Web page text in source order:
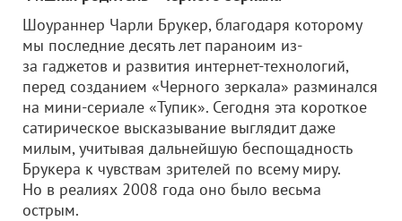
Шоураннер Чарли Брукер, благодаря которому
мы последние десять лет параноим из-
за гаджетов и развития интернет-технологий,
перед созданием «Черного зеркала» разминался
на мини-сериале «Тупик». Сегодня эта короткое
сатирическое высказывание выглядит даже
милым, учитывая дальнейшую беспощадность
Брукера к чувствам зрителей по всему миру.
Но в реалиях 2008 года оно было весьма
острым.